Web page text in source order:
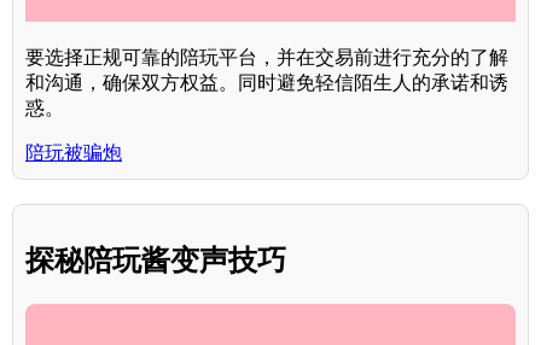
要选择正规可靠的陪玩平台，并在交易前进行充分的了解
和沟通，确保双方权益。同时避免轻信陌生人的承诺和诱
惑。
陪玩被骗炮
探秘陪玩酱变声技巧